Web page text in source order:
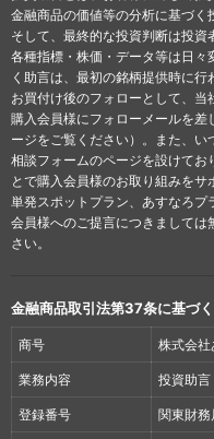
金融商品の価値等の分析に基づく
そして、最終的な投資判断は投資
各種指標・株価・データ等は日
く助言は、最初の銘柄提供時に行
お買付け後のフォローとして、
購入会員様にフォローメールを
ージをご覧ください）。また、
相談フォームのページを設けてお
とで購入会員様のお取り組みをサ
単発スポットプラン、あすなろプ
会員様へのご提言につきまして
さい。
金融商品取引法第37条に基づ
商号 株式会社
業務内容 投資助言
登録番号 関東財